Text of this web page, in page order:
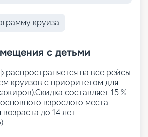
круиза
с детьми
распространяется на все рейсы
круизов с приоритетом для
составляет 15 %
взрослого места.
до 14 лет